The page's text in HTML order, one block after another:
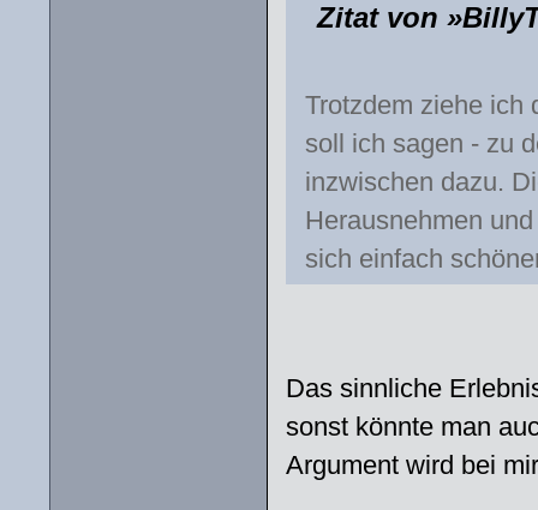
Zitat von
Trotzdem ziehe ich
soll ich sagen - zu
inzwischen dazu.
Herausnehmen
sich einfach
Das sinnliche
sonst könnte man
Argument wird bei